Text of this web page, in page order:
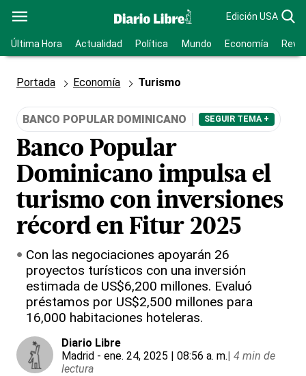
Edición USA
Última Hora Actualidad Política Mundo Economía
Portada Economía Turismo
BANCO POPULAR DOMINICANO SEGUIR TEMA +
Banco Popular
Dominicano impulsa el
turismo con inversiones
récord en Fitur 2025
Con las negociaciones apoyarán 26
proyectos turísticos con una inversión
estimada de US$6,200 millones. Evaluó
préstamos por US$2,500 millones para
16,000 habitaciones hoteleras.
Diario Libre
Madrid - ene. 24, 2025 | 08:56 a. m.| 4 min de
lectura